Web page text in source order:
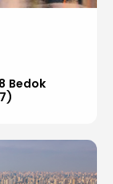
Bedok